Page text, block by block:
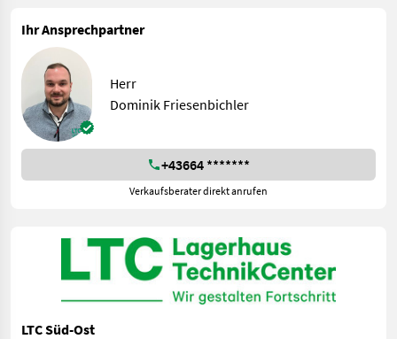
Ihr Ansprechpartner
Herr
Dominik Friesenbichler
+43664 *******
Verkaufsberater direkt anrufen
LTC Süd-Ost